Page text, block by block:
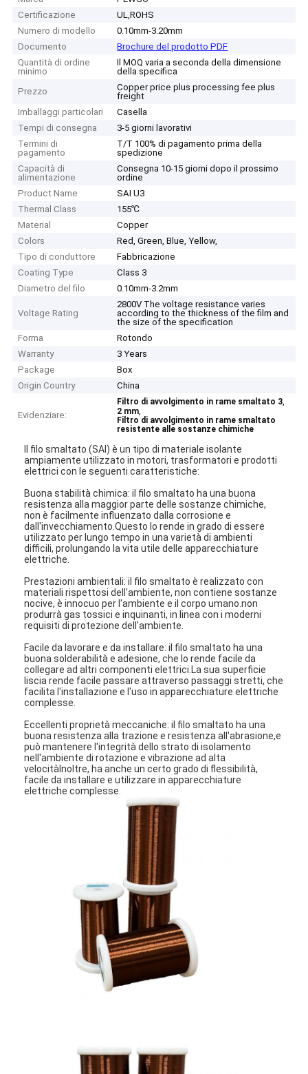
Spettacolo VR
Certificazione
UL,ROHS
Numero di modello
0.10mm-3.20mm
Documento
Brochure del prodotto PDF
Quantità di ordine
minimo
Il MOQ varia a seconda della dimensione
della specifica
Prezzo
Copper price plus processing fee plus
freight
Imballaggi particolari
Casella
Tempi di consegna
3-5 giorni lavorativi
Termini di
pagamento
T/T 100% di pagamento prima della
spedizione
Capacità di
alimentazione
Consegna 10-15 giorni dopo il prossimo
ordine
Product Name
SAI U3
Thermal Class
155℃
Material
Copper
Colors
Red, Green, Blue, Yellow,
Tipo di conduttore
Fabbricazione
Coating Type
Class 3
Diametro del filo
0.10mm-3.2mm
Voltage Rating
2800V The voltage resistance varies
according to the thickness of the film and
the size of the specification
Forma
Rotondo
Warranty
3 Years
Package
Box
Origin Country
China
Evidenziare:
Filtro di avvolgimento in rame smaltato 3,
2 mm,
Filtro di avvolgimento in rame smaltato
resistente alle sostanze chimiche
Il filo smaltato (SAI) è un tipo di materiale isolante
ampiamente utilizzato in motori, trasformatori e prodotti
elettrici con le seguenti caratteristiche:
Buona stabilità chimica: il filo smaltato ha una buona
resistenza alla maggior parte delle sostanze chimiche,
non è facilmente influenzato dalla corrosione e
dall'invecchiamento.Questo lo rende in grado di essere
utilizzato per lungo tempo in una varietà di ambienti
difficili, prolungando la vita utile delle apparecchiature
elettriche.
Prestazioni ambientali: il filo smaltato è realizzato con
materiali rispettosi dell'ambiente, non contiene sostanze
nocive, è innocuo per l'ambiente e il corpo umano.non
produrrà gas tossici e inquinanti, in linea con i moderni
requisiti di protezione dell'ambiente.
Facile da lavorare e da installare: il filo smaltato ha una
buona solderabilità e adesione, che lo rende facile da
collegare ad altri componenti elettrici.La sua superficie
liscia rende facile passare attraverso passaggi stretti, che
facilita l'installazione e l'uso in apparecchiature elettriche
complesse.
Eccellenti proprietà meccaniche: il filo smaltato ha una
buona resistenza alla trazione e resistenza all'abrasione,e
può mantenere l'integrità dello strato di isolamento
nell'ambiente di rotazione e vibrazione ad alta
velocitàInoltre, ha anche un certo grado di flessibilità,
facile da installare e utilizzare in apparecchiature
elettriche complesse.